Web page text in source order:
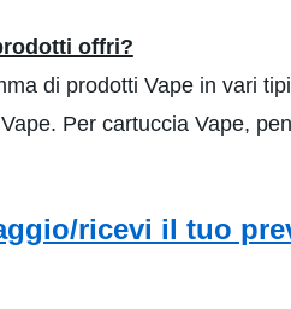
offri?
di prodotti Vape in vari
Per cartuccia Vape,
ricevi il tuo